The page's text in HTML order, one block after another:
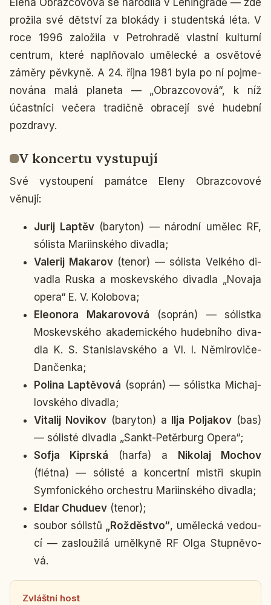
Elena Ob­raz­co­vo­vá se na­ro­di­la v Le­nin­gra­dě — zde
pro­ži­la své dět­ství za blo­ká­dy i stu­dent­ská léta. V
roce 1996 za­lo­ži­la v Pe­t­ro­hra­dě vlast­ní kul­tur­ní
cen­t­rum, které na­pl­ňo­va­lo umě­lec­ké a osvě­to­vé
záměry pěv­ky­ně. A 24. října 1981 byla po ní po­jme­
no­vá­na malá pla­ne­ta — „Ob­raz­co­vo­vá“, k níž
účast­ní­ci večera tra­dič­ně ob­ra­ce­jí své hu­deb­ní
pozdra­vy.
V kon­cer­tu vy­stu­pu­jí
Své vy­stou­pe­ní pa­mát­ce Eleny Ob­raz­co­vo­vé
věnují:
Jurij Laptěv(ba­ry­ton) — ná­rod­ní umělec RF,
só­lis­ta Ma­riin­ské­ho di­va­dla;
Va­le­rij Maka­rov(tenor) — só­lis­ta Vel­ké­ho di­
va­dla Ruska a mos­kev­ské­ho di­va­dla „Novaja
opera“ E. V. Ko­lo­bo­va;
Ele­o­no­ra Maka­ro­vo­vá (soprán) — só­list­ka
Mos­kev­ské­ho aka­de­mic­ké­ho hu­deb­ní­ho di­va­
dla K. S. Sta­ni­slav­ské­ho a Vl. I. Ně­mi­ro­vi­če-
Dan­čen­ka;
Polina Lap­tě­vo­vá (soprán) — só­list­ka Mi­chaj­
lov­ské­ho di­va­dla;
Vi­ta­lij No­vi­kov(ba­ry­ton) a Ilja Polja­kov (bas)
— só­lis­té di­va­dla „Sankt-Pe­těr­burg Opera“;
Sofja Ki­prská (harfa) a
Ni­ko­laj Mochov
(flétna) — só­lis­té a kon­cert­ní mistři skupin
Sym­fo­nic­ké­ho or­chest­ru Ma­riin­ské­ho di­va­dla;
Eldar Chu­du­ev (tenor);
soubor só­lis­tů „Rož­děstvo“, umě­lec­ká ve­dou­
cí — za­slou­ži­lá uměl­ky­ně RF Olga Stup­ně­vo­
vá.
Zvlášt­ní host